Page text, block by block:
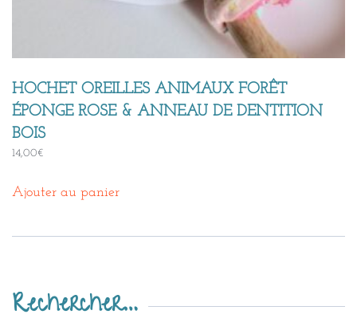
HOCHET OREILLES ANIMAUX FORÊT
ÉPONGE ROSE & ANNEAU DE DENTITION
BOIS
14,00€
Ajouter au panier
Rechercher…